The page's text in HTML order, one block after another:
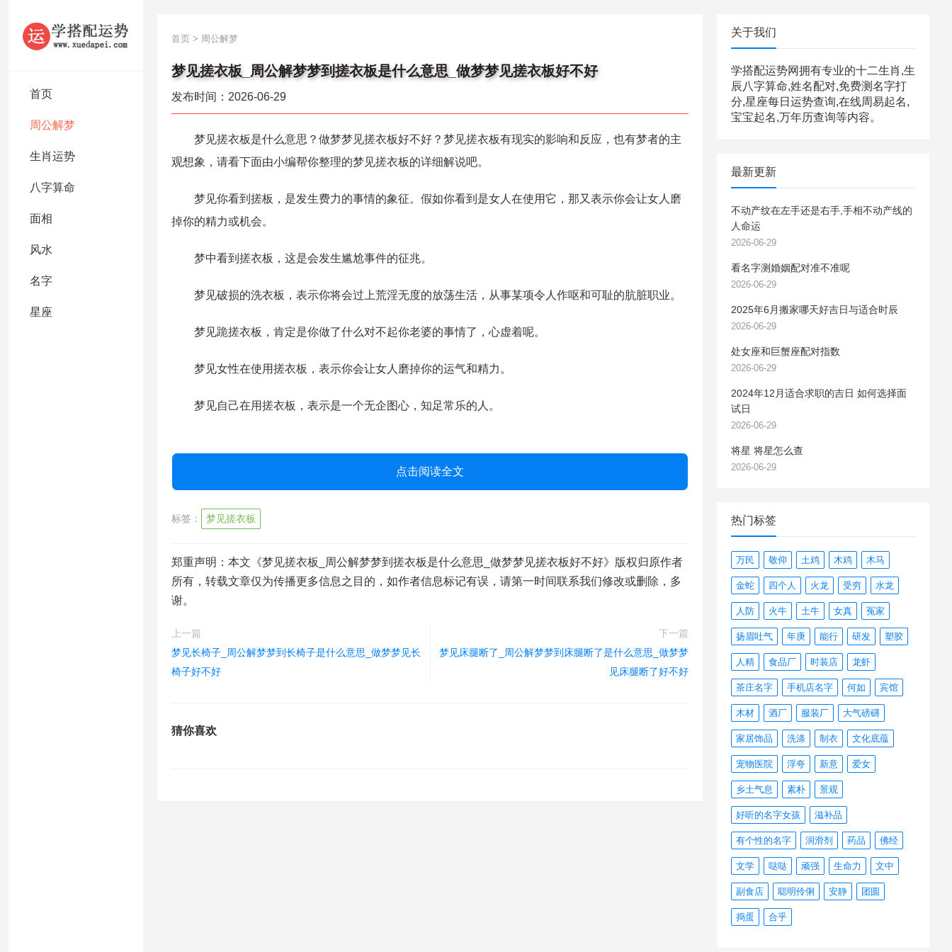
首页
周公解梦
生肖运势
八字算命
面相
风水
名字
星座
首页 > 周公解梦
梦见搓衣板_周公解梦梦到搓衣板是什么意思_做梦梦见搓衣板好不好
发布时间：2026-06-29
梦见搓衣板是什么意思？做梦梦见搓衣板好不好？梦见搓衣板有现实的影响和反应，也有梦者的主
观想象，请看下面由小编帮你整理的梦见搓衣板的详细解说吧。
梦见你看到搓板，是发生费力的事情的象征。假如你看到是女人在使用它，那又表示你会让女人磨
掉你的精力或机会。
梦中看到搓衣板，这是会发生尴尬事件的征兆。
梦见破损的洗衣板，表示你将会过上荒淫无度的放荡生活，从事某项令人作呕和可耻的肮脏职业。
梦见跪搓衣板，肯定是你做了什么对不起你老婆的事情了，心虚着呢。
梦见女性在使用搓衣板，表示你会让女人磨掉你的运气和精力。
梦见自己在用搓衣板，表示是一个无企图心，知足常乐的人。
点击阅读全文
标签： 梦见搓衣板
郑重声明：本文《梦见搓衣板_周公解梦梦到搓衣板是什么意思_做梦梦见搓衣板好不好》版权归原作者
所有，转载文章仅为传播更多信息之目的，如作者信息标记有误，请第一时间联系我们修改或删除，多
谢。
上一篇
梦见长椅子_周公解梦梦到长椅子是什么意思_做梦梦见长
椅子好不好
下一篇
梦见床腿断了_周公解梦梦到床腿断了是什么意思_做梦梦
见床腿断了好不好
猜你喜欢
关于我们
学搭配运势网拥有专业的十二生肖,生
辰八字算命,姓名配对,免费测名字打
分,星座每日运势查询,在线周易起名,
宝宝起名,万年历查询等内容。
最新更新
不动产纹在左手还是右手,手相不动产线的
人命运
2026-06-29
看名字测婚姻配对准不准呢
2026-06-29
2025年6月搬家哪天好吉日与适合时辰
2026-06-29
处女座和巨蟹座配对指数
2026-06-29
2024年12月适合求职的吉日 如何选择面
试日
2026-06-29
将星 将星怎么查
2026-06-29
热门标签
万民 敬仰 土鸡 木鸡 木马
金蛇 四个人 火龙 受穷 水龙
人防 火牛 土牛 女真 冤家
扬眉吐气 年庚 能行 研发 塑胶
人精 食品厂 时装店 龙虾
茶庄名字 手机店名字 何如 宾馆
木材 酒厂 服装厂 大气磅礴
家居饰品 洗涤 制衣 文化底蕴
宠物医院 浮夸 新意 爱女
乡土气息 素朴 景观
好听的名字女孩 滋补品
有个性的名字 润滑剂 药品 佛经
文学 哒哒 顽强 生命力 文中
副食店 聪明伶俐 安静 团圆
捣蛋 合乎